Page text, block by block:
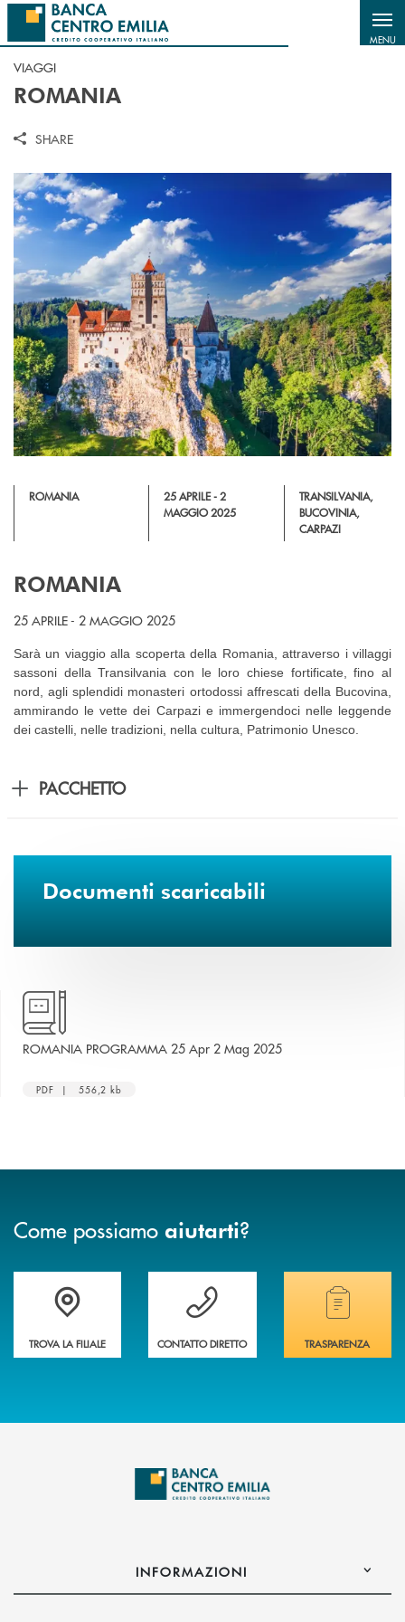
Salta al contenuto principale
MENU
VIAGGI
ROMANIA
SHARE
ROMANIA
25 APRILE - 2
MAGGIO 2025
TRANSILVANIA,
BUCOVINIA,
CARPAZI
ROMANIA
25 APRILE - 2 MAGGIO 2025
Sarà un viaggio alla scoperta della Romania, attraverso i villaggi
sassoni della Transilvania con le loro chiese fortificate, fino al
nord, agli splendidi monasteri ortodossi affrescati della Bucovina,
ammirando le vette dei Carpazi e immergendoci nelle leggende
dei castelli, nelle tradizioni, nella cultura, Patrimonio Unesco.
PACCHETTO
Documenti scaricabili
ROMANIA PROGRAMMA 25 Apr 2 Mag 2025apre una nuova
PDF | 556,2 kb
Come possiamo aiutarti?
Accedi all' elenco completo delle filiali
TROVA LA FILIALE
Vuoi avere maggiori informazioni sulla
CONTATTO DIRETTO
Hai bisogno di
TRASPARENZA
INFORMAZIONI